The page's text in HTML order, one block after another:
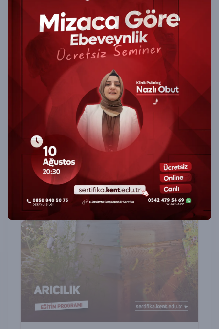
Büyükbaş Hayvan Besiciliği Sertifika
Programı
Büyükbaş Hayvan Besiciliği Sertifika Programı ile
verimli besicilik tekniklerini öğrenin, hayvan
sağlığı ve beslenme konularında profesyonel
yetkinlik kazanın.